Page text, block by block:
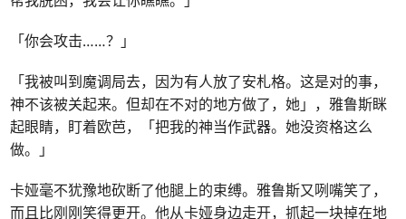
「你会攻击……？」
「我被叫到魔调局去，因为有人放了安札格。这是对的事，
神不该被关起来。但却在不对的地方做了，她」，雅鲁斯眯
起眼睛，盯着欧芭，「把我的神当作武器。她没资格这么
做。」
卡娅毫不犹豫地砍断了他腿上的束缚。雅鲁斯又咧嘴笑了，
而且比刚刚笑得更开。他从卡娅身边走开，抓起一块掉在地